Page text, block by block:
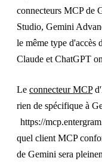
connecteurs MCP de
Studio, Gemini
le même type d'accès
Claude et ChatGPT
Le connecteur MCP
rien de spécifique à
https://
quel client MCP
de Gemini sera